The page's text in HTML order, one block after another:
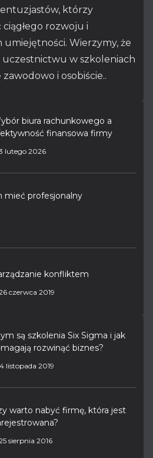
entuzjastów, którzy
rozwoju i
umiejętności. Wierzymy, że
w szkoleniach
i osobiście..
biura rachunkowego a
finansowa firmy
lutego 2026
mieć profesjonalny
konfliktem
czerwca 2019
są szkolenia Six Sigma i jak
rozwinąć biznes?
listopada 2019
warto nabyć firmę, która jest
sierpnia 2016